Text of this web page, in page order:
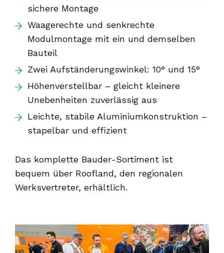
sichere Montage
Waagerechte und senkrechte
Modulmontage mit ein und demselben
Bauteil
Zwei Aufständerungswinkel: 10° und 15°
Höhenverstellbar – gleicht kleinere
Unebenheiten zuverlässig aus
Leichte, stabile Aluminiumkonstruktion –
stapelbar und effizient
Das komplette Bauder-Sortiment ist
bequem über Roofland, den regionalen
Werksvertreter, erhältlich.